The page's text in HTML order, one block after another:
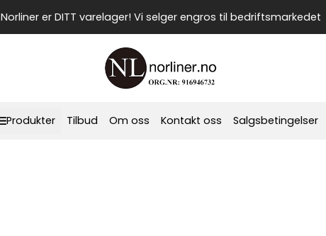
Norliner er DITT varelager! Vi selger engros til bedriftsmarkedet
Produkter Tilbud Om oss Kontakt oss Salgsbetingelser